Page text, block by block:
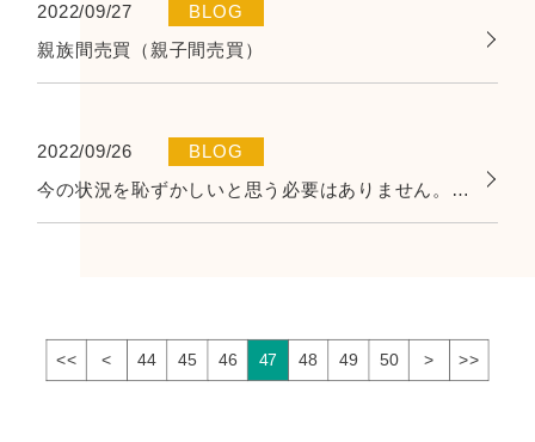
2022/09/27
BLOG
親族間売買（親子間売買）
2022/09/26
BLOG
今の状況を恥ずかしいと思う必要はありません。すぐにでも勇気を出してご相談ください。
<< < 44 45 46 47 48 49 50 > >>